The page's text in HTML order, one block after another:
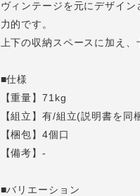
ヴィンテージを元にデザイ
力的です。
上下の収納スペースに加え
■仕様
【重量】71kg
【組立】有/組立(説明書を
【梱包】4個口
【備考】-
■バリエーション